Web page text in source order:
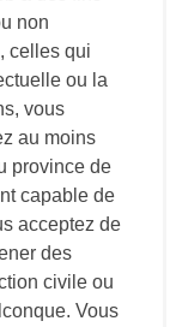
non
celles qui
ou la
vous
au moins
province de
capable de
acceptez de
des
civile ou
Vous